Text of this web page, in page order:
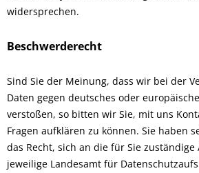
widersprechen.
Beschwerderecht
Sind Sie der Meinung, dass wir bei der
Daten gegen deutsches oder
verstoßen, so bitten wir Sie, mit uns
Fragen aufklären zu können. Sie haben
das Recht, sich an die für Sie
jeweilige Landesamt für